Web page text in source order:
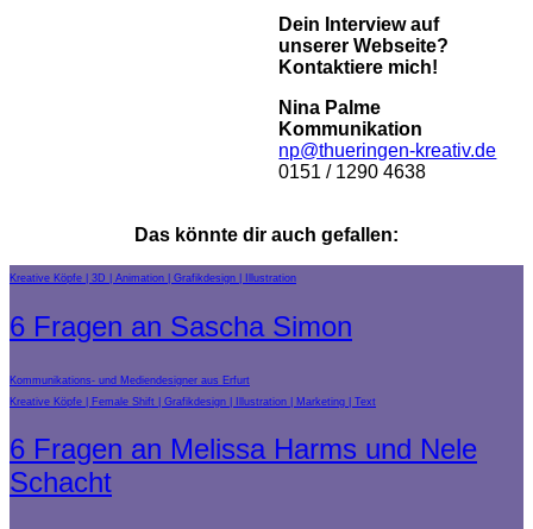
Dein Interview auf
unserer Webseite?
Kontaktiere mich!
Nina Palme
Kommunikation
np@thueringen-kreativ.de
0151 / 1290 4638
Das könnte dir auch gefallen:
Kreative Köpfe 3D Animation Grafikdesign Illustration
6 Fragen an Sascha Simon
Kommunikations- und Mediendesigner aus Erfurt
Kreative Köpfe
Female Shift Grafikdesign Illustration Marketing Text
6 Fragen an Melissa Harms und Nele
Schacht